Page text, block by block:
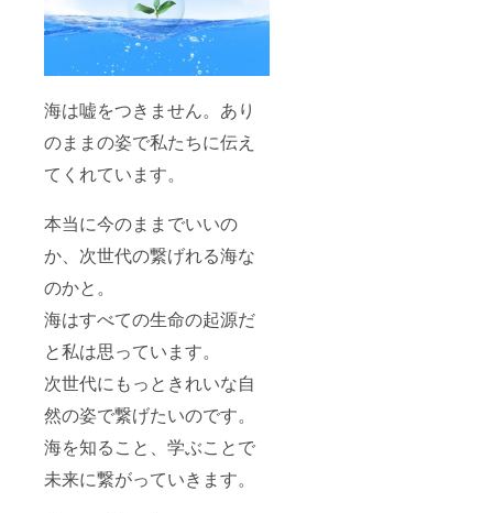
海は嘘をつきません。あり
のままの姿で私たちに伝え
てくれています。
本当に今のままでいいの
か、次世代の繋げれる海な
のかと。
海はすべての生命の起源だ
と私は思っています。
次世代にもっときれいな自
然の姿で繋げたいのです。
海を知ること、学ぶことで
未来に繋がっていきます。